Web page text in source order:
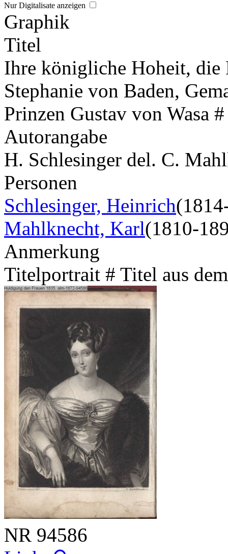
Nur Digitalisate anzeigen
Graphik
Titel
Ihre königliche Hoheit, die
Stephanie von Baden,
Prinzen Gustav von Wasa #
Autorangabe
H. Schlesinger del. C.
Personen
Schlesinger, Heinrich
Mahlknecht, Karl(1810-
Anmerkung
Titelportrait # Titel aus
NR 94586